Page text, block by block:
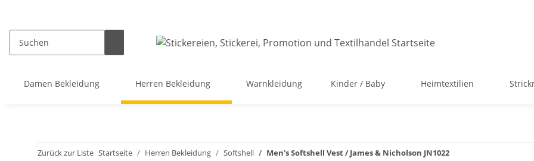
Damen Bekleidung Herren Bekleidung Warnkleidung Kinder / Baby Heimtextilien
Zurück zur Liste Startseite Herren Bekleidung Softshell Men's Softshell Vest / James & Nicholson JN1022